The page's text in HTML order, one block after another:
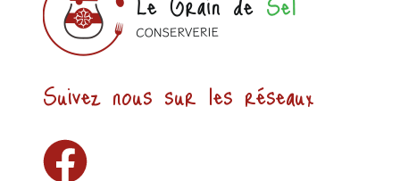
Suivez nous sur les réseaux